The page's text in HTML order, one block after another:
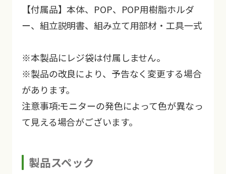
【付属品】本体、POP、POP用樹脂ホルダ
ー、組立説明書、組み立て用部材・工具一式
※本製品にレジ袋は付属しません。
※製品の改良により、予告なく変更する場合
があります。
注意事項:モニターの発色によって色が異なっ
て見える場合がございます。
製品スペック